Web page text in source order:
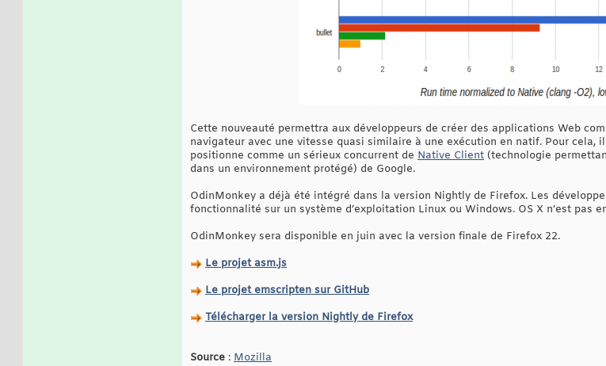
Cette nouveauté permettra aux développeurs de créer des applications Web
navigateur avec une vitesse quasi similaire à une exécution en natif. Pour cela,
positionne comme un sérieux concurrent de Native Client (technologie
dans un environnement protégé) de Google.
OdinMonkey a déjà été intégré dans la version Nightly de Firefox. Les
fonctionnalité sur un système d’exploitation Linux ou Windows. OS X n’est pas
OdinMonkey sera disponible en juin avec la version finale de Firefox 22.
Le projet asm.js
Le projet emscripten sur GitHub
Télécharger la version Nightly de Firefox
Source : Mozilla